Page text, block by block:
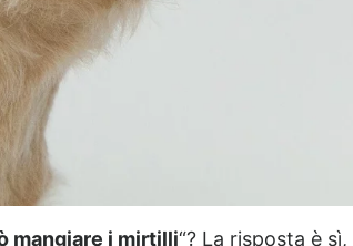
mangiare i mirtilli“? La risposta è sì,